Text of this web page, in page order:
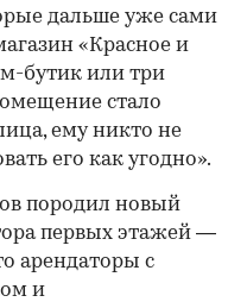
дальше уже сами
«Красное и
бутик или три
стало
ему никто не
его как угодно».
породил новый
первых этажей —
арендаторы с
и